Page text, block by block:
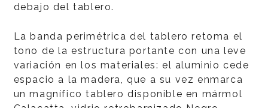
debajo del tablero.
La banda perimétrica del tablero retoma el
tono de la estructura portante con una leve
variación en los materiales: el aluminio cede
espacio a la madera, que a su vez enmarca
un magnífico tablero disponible en mármol